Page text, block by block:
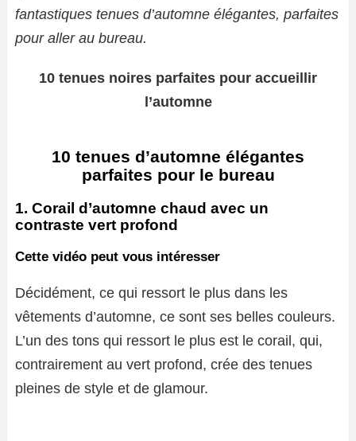
fantastiques tenues d’automne élégantes, parfaites
pour aller au bureau.
10 tenues noires parfaites pour accueillir
l’automne
10 tenues d’automne élégantes
parfaites pour le bureau
1. Corail d’automne chaud avec un
contraste vert profond
Cette vidéo peut vous intéresser
Décidément, ce qui ressort le plus dans les
vêtements d’automne, ce sont ses belles couleurs.
L’un des tons qui ressort le plus est le corail, qui,
contrairement au vert profond, crée des tenues
pleines de style et de glamour.